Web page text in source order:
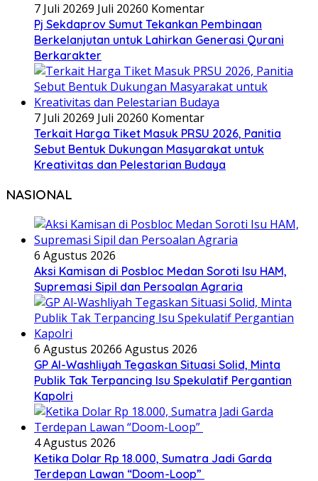
7 Juli 20269 Juli 20260 Komentar
Pj Sekdaprov Sumut Tekankan Pembinaan
Berkelanjutan untuk Lahirkan Generasi Qurani
Berkarakter
7 Juli 20269 Juli 20260 Komentar
Terkait Harga Tiket Masuk PRSU 2026, Panitia
Sebut Bentuk Dukungan Masyarakat untuk
Kreativitas dan Pelestarian Budaya
NASIONAL
6 Agustus 2026
Aksi Kamisan di Posbloc Medan Soroti Isu HAM,
Supremasi Sipil dan Persoalan Agraria
6 Agustus 20266 Agustus 2026
GP Al-Washliyah Tegaskan Situasi Solid, Minta
Publik Tak Terpancing Isu Spekulatif Pergantian
Kapolri
4 Agustus 2026
Ketika Dolar Rp 18.000, Sumatra Jadi Garda
Terdepan Lawan “Doom-Loop”